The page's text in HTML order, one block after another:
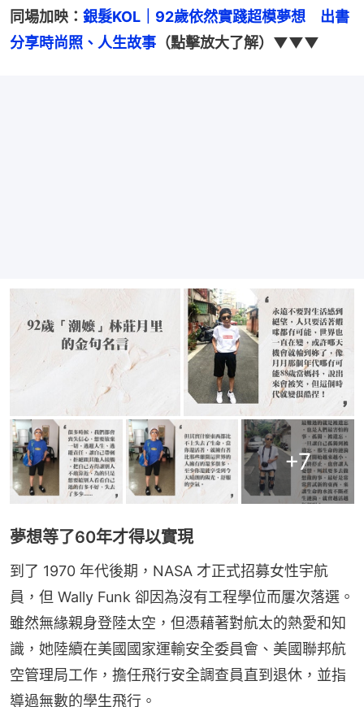
同場加映： 銀髮KOL｜92歲依然實踐超模夢想　出書
分享時尚照、人生故事 （點擊放大了解）▼▼▼
+7
夢想等了60年才得以實現
到了 1970 年代後期，NASA 才正式招募女性宇航
員，但 Wally Funk 卻因為沒有工程學位而屢次落選。
雖然無緣親身登陸太空，但憑藉著對航太的熱愛和知
識，她陸續在美國國家運輸安全委員會、美國聯邦航
空管理局工作，擔任飛行安全調查員直到退休，並指
導過無數的學生飛行。